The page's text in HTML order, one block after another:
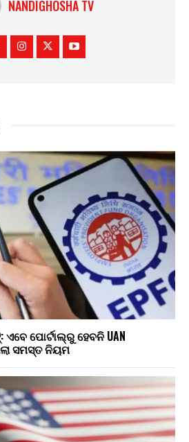
NANDIGHOSHA TV
ପୋର୍ଟାଲ୍‌ରୁ ହେବନି UAN
ସମସ୍ତ ନିୟମ